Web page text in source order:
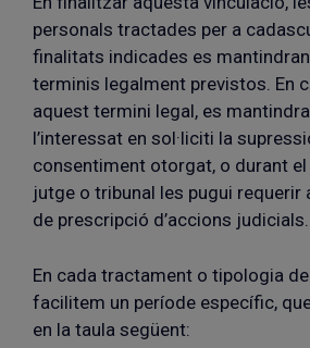
personals tractades per a
finalitats indicades es
terminis legalment previstos. En
aquest termini legal, es
l’interessat en sol·liciti la
consentiment otorgat, o durant
jutge o tribunal les pugui requerir
de prescripció d’accions judicials.
En cada tractament o tipologia
facilitem un període específic,
en la taula següent: